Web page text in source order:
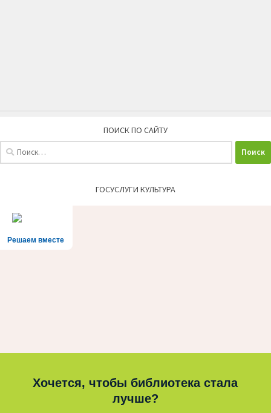
ПОИСК ПО САЙТУ
ГОСУСЛУГИ КУЛЬТУРА
Решаем вместе
Хочется, чтобы библиотека стала
лучше?